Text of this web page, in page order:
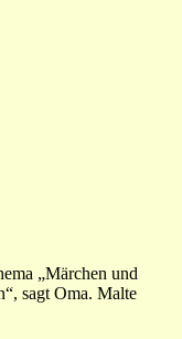
„Märchen und
sagt Oma. Malte